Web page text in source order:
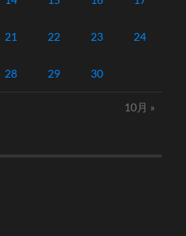
21 22 23 24
28 29 30
10月 »